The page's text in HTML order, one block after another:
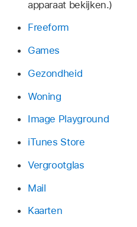
apparaat bekijken.)
Freeform
Games
Gezondheid
Woning
Image Playground
iTunes Store
Vergrootglas
Mail
Kaarten